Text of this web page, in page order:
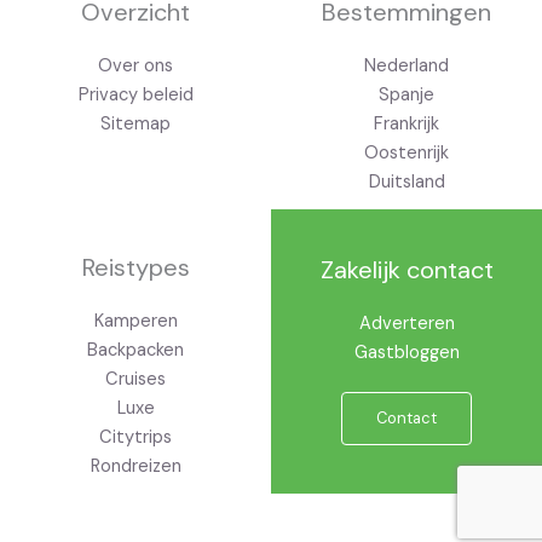
Overzicht
Over ons
Privacy beleid
Sitemap
Bestemmingen
Nederland
Spanje
Frankrijk
Oostenrijk
Duitsland
Reistypes
Kamperen
Backpacken
Cruises
Luxe
Citytrips
Rondreizen
Zakelijk contact
Adverteren
Gastbloggen
Contact